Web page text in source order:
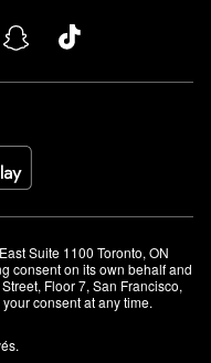
Suite 1100 Toronto, ON
consent on its own behalf and
Floor 7, San Francisco,
consent at any time.